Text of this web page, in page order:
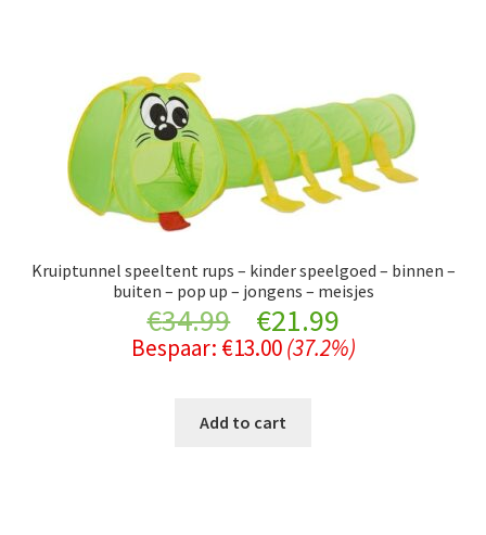
Kruiptunnel speeltent rups – kinder speelgoed – binnen –
buiten – pop up – jongens – meisjes
€34.99
Original
price
was:
€21.99Current
price
Bespaar: €13.00 (37.2%)
Add to cart